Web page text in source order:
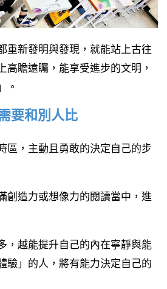
重新發明與發現，就能站上古往
高瞻遠矚，能享受進步的文明，
。
要和別人比
區，主動且勇敢的決定自己的步
創造力或想像力的閱讀當中，進
，越能提升自己的內在寧靜與能
驗」的人，將有能力決定自己的